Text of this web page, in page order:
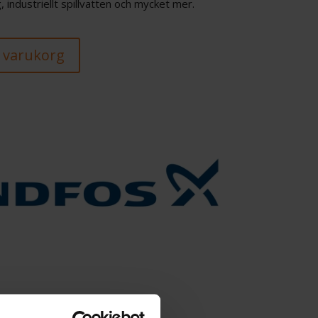
industriellt spillvatten och mycket mer.